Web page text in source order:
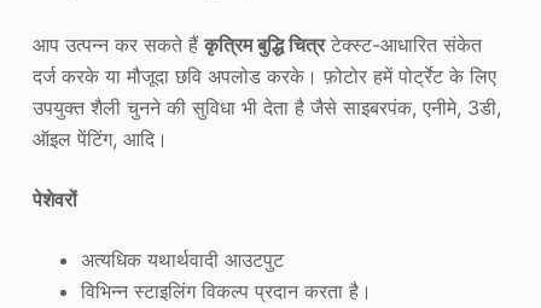
आप उत्पन्न कर सकते हैंकृत्रिम बुद्धि चित्रटेक्स्ट-आधारित संकेत
दर्ज करके या मौजूदा छवि अपलोड करके। फ़ोटोर हमें पोर्ट्रेट के लिए
उपयुक्त शैली चुनने की सुविधा भी देता है जैसे साइबरपंक, एनीमे, 3डी,
ऑइल पेंटिंग, आदि।
पेशेवरों
अत्यधिक यथार्थवादी आउटपुट
विभिन्न स्टाइलिंग विकल्प प्रदान करता है।